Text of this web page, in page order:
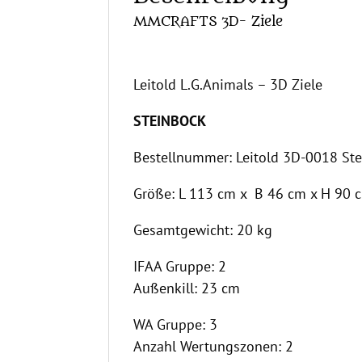
MMCRAFTS 3D- Ziele
Leitold L.G.Animals – 3D Ziele
STEINBOCK
Bestellnummer: Leitold 3D-0018
Größe: L 113 cm x B 46 cm x H 90
Gesamtgewicht: 20 kg
IFAA Gruppe: 2
Außenkill: 23 cm
WA Gruppe: 3
Anzahl Wertungszonen: 2